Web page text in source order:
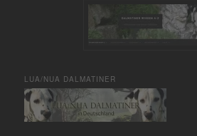
LUA/NUA DALMATINER